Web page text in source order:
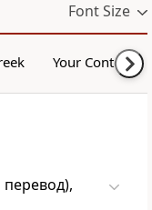
Font Size
Your Content